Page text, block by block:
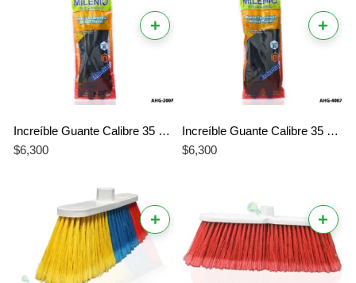
+
Increíble Guante Calibre 35 Talla 8 Milenio Negro – La Mejor Resistencia Profesional de Grado Industrial
$6,300
+
Increíble Guante Calibre 35 Talla 9 Milenio Negro – La Mejor Protección Profesional para Manos Grandes
$6,300
+ +